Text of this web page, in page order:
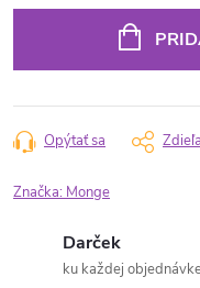
Opýtať sa
Značka: Monge
Darček
ku každej